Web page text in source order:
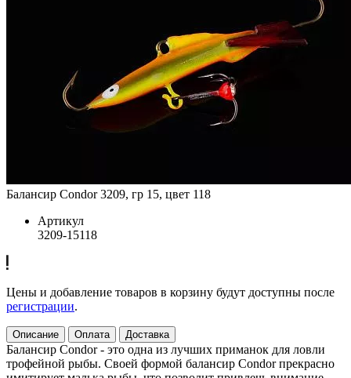
Балансир Condor 3209, гр 15, цвет 118
Артикул
3209-15118
Цены и добавление товаров в корзину будут доступны после
регистрации.
Описание Оплата Доставка
Балансир Condor - это одна из лучших приманок для ловли
трофейной рыбы. Своей формой балансир Condor прекрасно